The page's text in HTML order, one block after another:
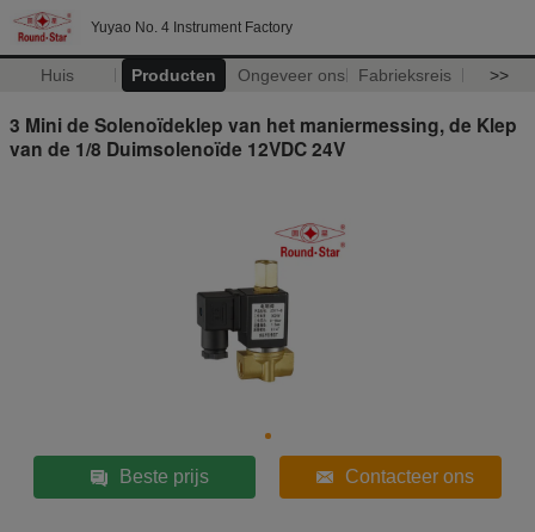
Yuyao No. 4 Instrument Factory
Huis Producten Ongeveer ons Fabrieksreis >>
3 Mini de Solenoïdeklep van het maniermessing, de Klep
van de 1/8 Duimsolenoïde 12VDC 24V
Beste prijs Contacteer ons